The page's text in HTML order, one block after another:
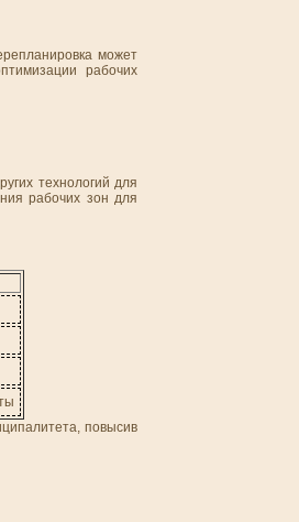
может
рабочих
технологий для
рабочих зон для
повысив